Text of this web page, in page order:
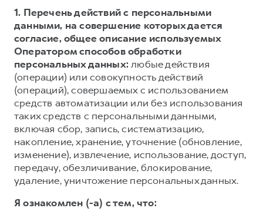
1. Перечень действий с персональными
данными, на совершение которых дается
согласие, общее описание используемых
Оператором способов обработки
персональных данных:любые действия
(операции) или совокупность действий
(операций), совершаемых с использованием
средств автоматизации или без использования
таких средств с персональными данными,
включая сбор, запись, систематизацию,
накопление, хранение, уточнение (обновление,
изменение), извлечение, использование, доступ,
передачу, обезличивание, блокирование,
удаление, уничтожение персональных данных.
Я ознакомлен (-а) с тем, что: